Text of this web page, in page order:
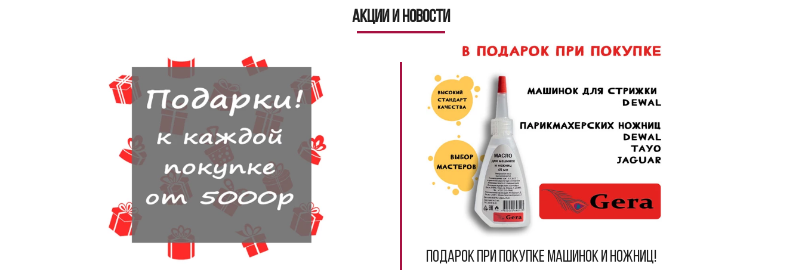
Акции и новости
Подарок при покупке машинок и ножниц!